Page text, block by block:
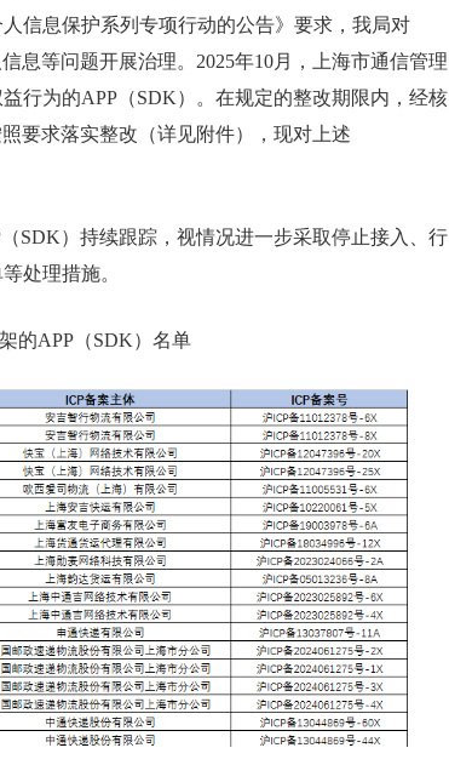
信息保护系列专项行动的公告》要求，我局对
息等问题开展治理。2025年10月，上海市通信管理
行为的APP（SDK）。在规定的整改期限内，经核
要求落实整改（详见附件），现对上述
）持续跟踪，视情况进一步采取停止接入、行
处理措施。
的APP（SDK）名单